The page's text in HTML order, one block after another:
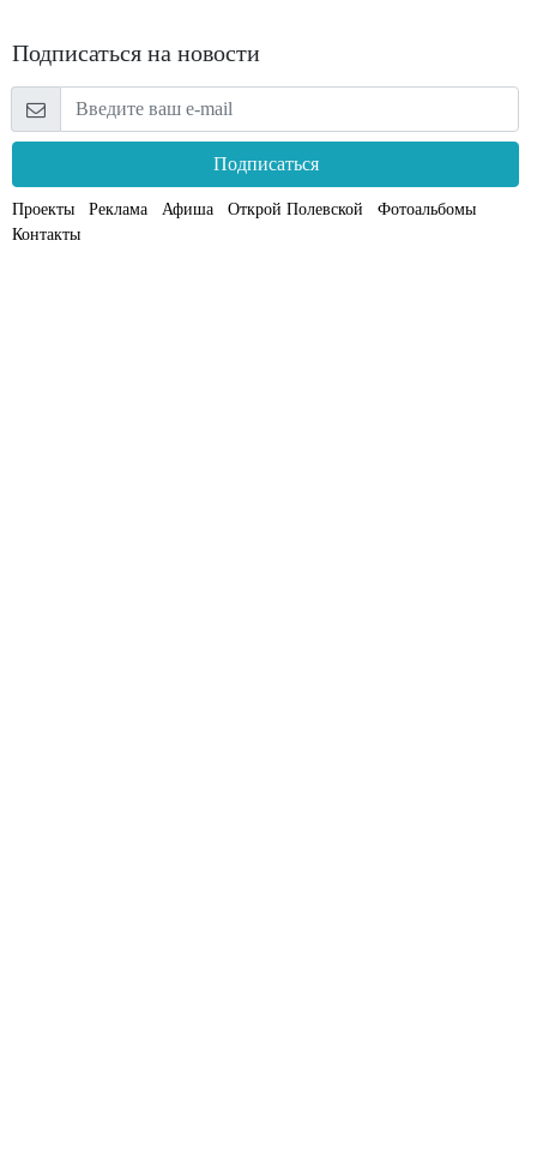
Подписаться на новости
Подписаться
Проекты Реклама Афиша Открой Полевской
Фотоальбомы
Контакты